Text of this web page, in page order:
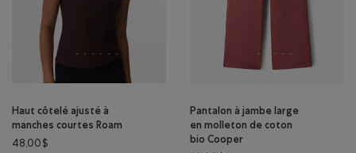
Haut côtelé ajusté à
manches courtes Roam
48,00$
Pantalon à jambe large
en molleton de coton
bio Cooper